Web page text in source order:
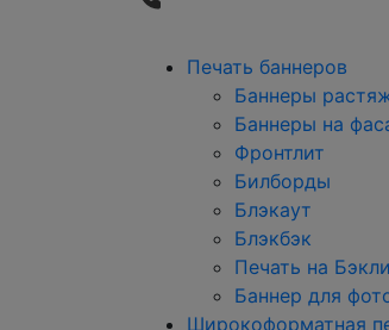
Печать баннеров
Баннеры
Баннеры на
Фронтлит
Билборды
Блэкаут
Блэкбэк
Печать на
Баннер для
Широкоформатная